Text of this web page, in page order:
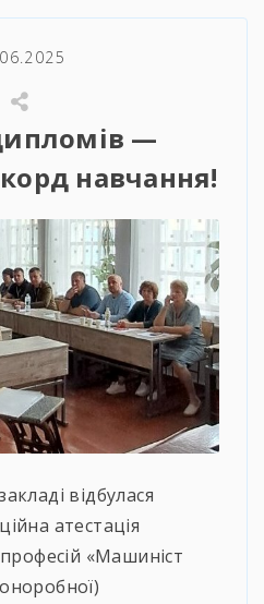
—
навчання!
відбулася
атестація
«Машиніст